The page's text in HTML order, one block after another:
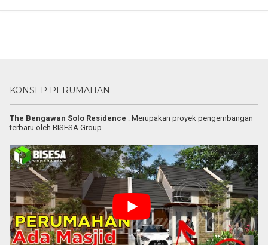
KONSEP PERUMAHAN
The Bengawan Solo Residence : Merupakan proyek pengembangan
terbaru oleh BISESA Group.